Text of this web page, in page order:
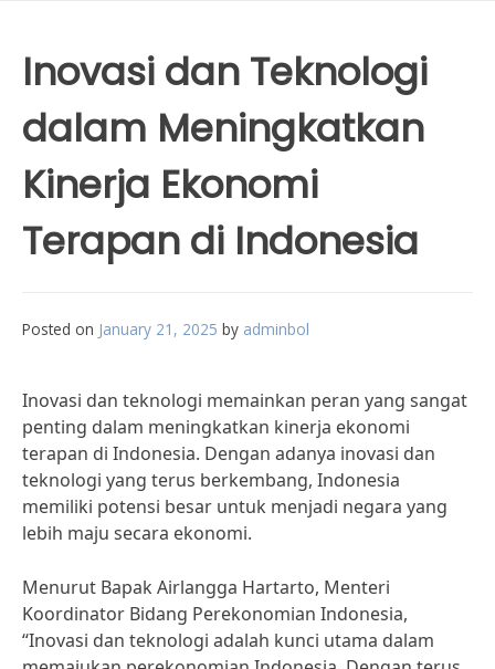
Inovasi dan Teknologi
dalam Meningkatkan
Kinerja Ekonomi
Terapan di Indonesia
Posted on January 21, 2025 by adminbol
Inovasi dan teknologi memainkan peran yang sangat
penting dalam meningkatkan kinerja ekonomi
terapan di Indonesia. Dengan adanya inovasi dan
teknologi yang terus berkembang, Indonesia
memiliki potensi besar untuk menjadi negara yang
lebih maju secara ekonomi.
Menurut Bapak Airlangga Hartarto, Menteri
Koordinator Bidang Perekonomian Indonesia,
“Inovasi dan teknologi adalah kunci utama dalam